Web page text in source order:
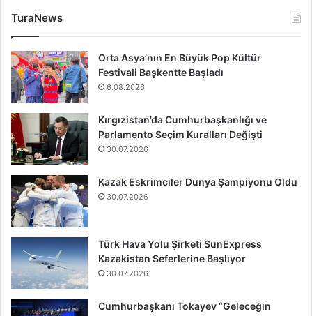
TuraNews
Orta Asya’nın En Büyük Pop Kültür
Festivali Başkentte Başladı
6.08.2026
Kırgızistan’da Cumhurbaşkanlığı ve
Parlamento Seçim Kuralları Değişti
30.07.2026
Kazak Eskrimciler Dünya Şampiyonu Oldu
30.07.2026
Türk Hava Yolu Şirketi SunExpress
Kazakistan Seferlerine Başlıyor
30.07.2026
Cumhurbaşkanı Tokayev “Geleceğin